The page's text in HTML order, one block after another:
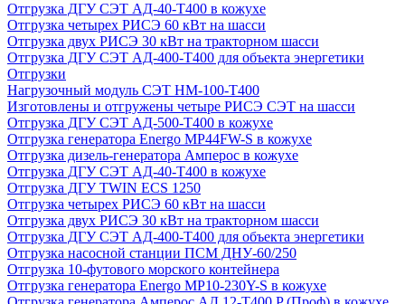
Отгрузка ДГУ СЭТ АД-40-Т400 в кожухе
Отгрузка четырех РИСЭ 60 кВт на шасси
Отгрузка двух РИСЭ 30 кВт на тракторном шасси
Отгрузка ДГУ СЭТ АД-400-Т400 для объекта энергетики
Отгрузки
Нагрузочный модуль СЭТ НМ-100-Т400
Изготовлены и отгружены четыре РИСЭ СЭТ на шасси
Отгрузка ДГУ СЭТ АД-500-Т400 в кожухе
Отгрузка генератора Energo MP44FW-S в кожухе
Отгрузка дизель-генератора Амперос в кожухе
Отгрузка ДГУ СЭТ АД-40-Т400 в кожухе
Отгрузка ДГУ TWIN ECS 1250
Отгрузка четырех РИСЭ 60 кВт на шасси
Отгрузка двух РИСЭ 30 кВт на тракторном шасси
Отгрузка ДГУ СЭТ АД-400-Т400 для объекта энергетики
Отгрузка насосной станции ПСМ ДНУ-60/250
Отгрузка 10-футового морского контейнера
Отгрузка генератора Energo MP10-230Y-S в кожухе